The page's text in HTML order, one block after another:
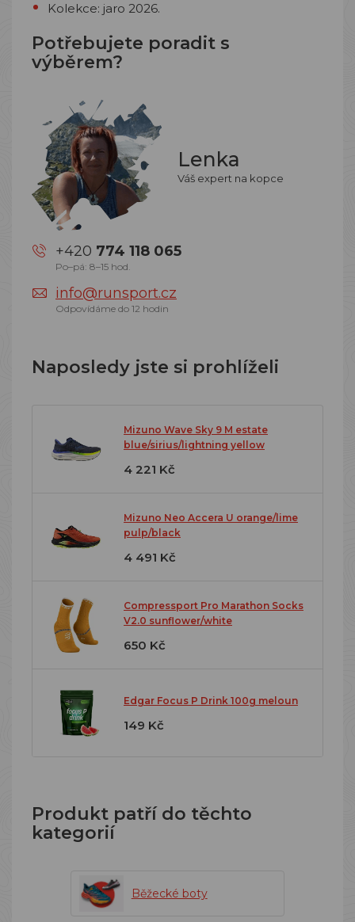
Kolekce: jaro 2026.
Potřebujete poradit s
výběrem?
Lenka
Váš expert na kopce
+420 774 118 065
Po–pá: 8–15 hod.
info@runsport.cz
Odpovídáme do 12 hodin
Naposledy jste si prohlíželi
Mizuno Wave Sky 9 M estate
blue/sirius/lightning yellow
4 221 Kč
Mizuno Neo Accera U orange/lime
pulp/black
4 491 Kč
Compressport Pro Marathon Socks
V2.0 sunflower/white
650 Kč
Edgar Focus P Drink 100g meloun
149 Kč
Produkt patří do těchto
kategorií
Běžecké boty